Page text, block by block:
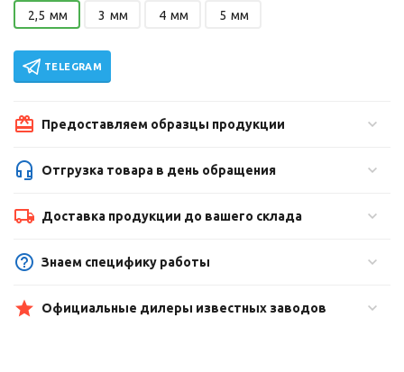
2,5 мм 3 мм 4 мм 5 мм
TELEGRAM
Предоставляем образцы продукции
Отгрузка товара в день обращения
Доставка продукции до вашего склада
Знаем специфику работы
Официальные дилеры известных заводов